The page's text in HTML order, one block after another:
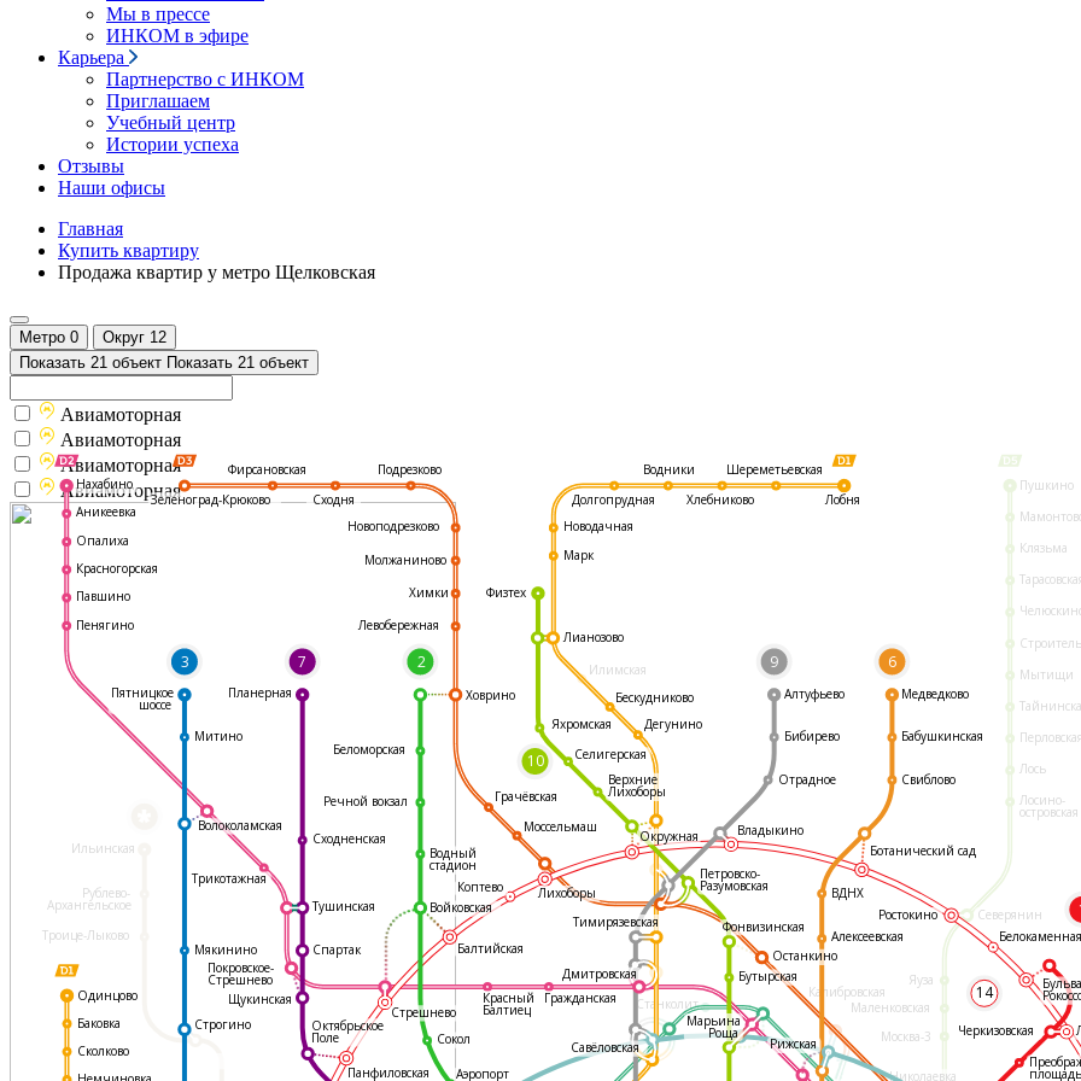
Мы в прессе
ИНКОМ в эфире
Карьера
Партнерство с ИНКОМ
Приглашаем
Учебный центр
Истории успеха
Отзывы
Наши офисы
Главная
Купить квартиру
Продажа квартир у метро Щелковская
Метро 0 Округ 12
Показать 21 объект Показать 21 объект
Илимская
Пушкино
Клязьма
Мытищи
Лось
Лосино-
островская
Северянин
Яуза
Маленковская
Москва-3
Николаевка
Ильинская
Рублево-
Архангельское
Троице-Лыково
Калибровская
Станколит
3 7
14
2 9 6
10
Фирсановская
Сходня
Подрезково
Новоподрезково
Молжаниново
Химки
Левобережная
Ховрино
Грачёвская
Моссельмаш
Останкино
Медведково
Бабушкинская
Свиблово
ВДНХ
Алексеевская
Рижская
Аэропорт
Сокол
Красный
Балтиец
Гражданская
Дмитровская
Коптево Лихоборы
Балтийская
Войковская
Водный
стадион
Сходненская
Трикотажная
Волоколамская
Тушинская
Мякинино
Строгино
Митино
Нахабино
Аникеевка
Опалиха
Красногорская
Павшино
Пенягино
Одинцово
Баковка
Сколково
Пятницкое
шоссе
Планерная
Спартак
Стрешнево
Щукинская
Октябрьское
Поле
Панфиловская
Окружная
Дегунино
Бескудниково
Верхние
Лихоборы
Селигерская
Физтех
Яхромская
Марк
Лианозово
Новодачная
Речной вокзал
Беломорская
Долгопрудная
Водники
Хлебниково
Шереметьевская
Лобня
Тимирязевская
Марьина
Роща
Савёловская
Фонвизинская
Бутырская
Петровско-
Разумовская
Покровское-
Стрешнево
Бибирево
Отрадное
Владыкино
Ботанический сад
Алтуфьево
Ростокино
Черкизовская
площадь
Зеленоград-Крюково
Авиамоторная
Авиамоторная
Авиамоторная
Авиамоторная